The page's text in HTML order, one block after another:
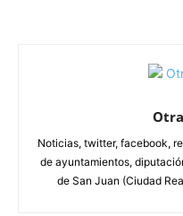
Noticias, twitter, facebook,
de ayuntamientos,
de San Juan (Ciudad